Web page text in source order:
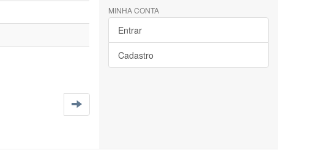
MINHA CONTA
Entrar
Cadastro